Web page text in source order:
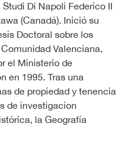
Di Napoli Federico II
(Canadá). Inició su
Doctoral sobre los
Valenciana,
el Ministerio de
en 1995. Tras una
de propiedad y tenencia
de investigacion
la Geografía